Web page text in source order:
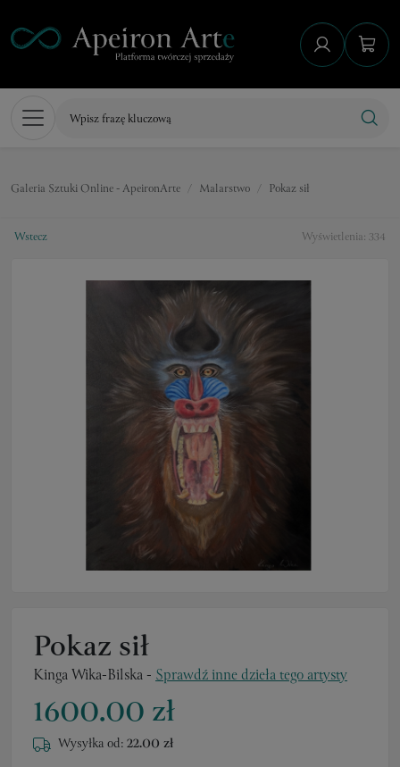
Galeria Sztuki Online - ApeironArte Malarstwo Pokaz sił
Wyświetlenia: 334
Wstecz
Pokaz sił
Kinga Wika-Bilska- Sprawdź inne dzieła tego artysty
1600.00 zł
Wysyłka od:22.00 zł